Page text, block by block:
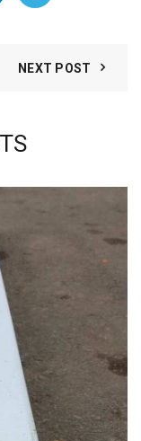
NEXT POST